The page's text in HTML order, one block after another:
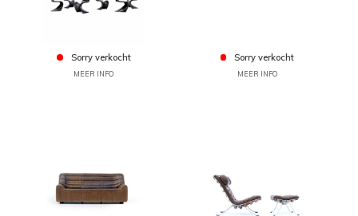
Sorry verkocht
MEER INFO
Sorry verkocht
MEER INFO